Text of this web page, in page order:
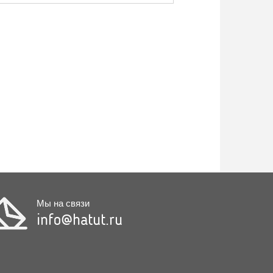
Мы на связи
info@hatut.ru